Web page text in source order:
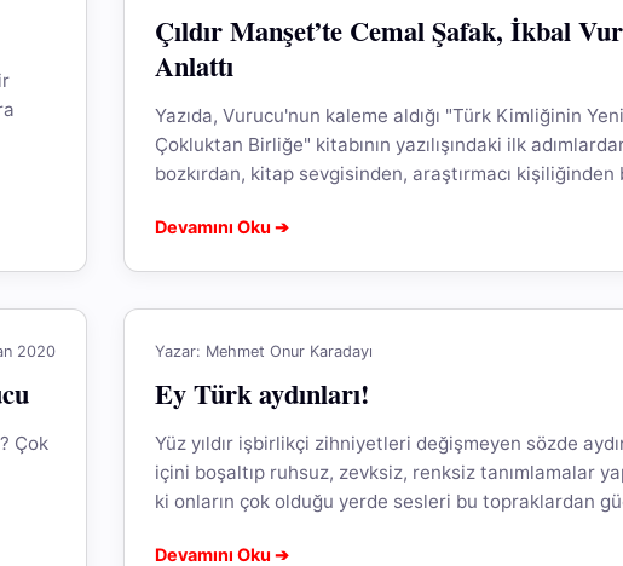
Çıldır Manşet’te Cemal Şafak, İkbal
Anlattı
Yazıda, Vurucu'nun kaleme aldığı "Türk Kimliğinin
Çokluktan Birliğe" kitabının yazılışındaki ilk
bozkırdan, kitap sevgisinden, araştırmacı kişiliğinden
Devamını Oku ➔
2020
Çok
Yazar: Mehmet Onur Karadayı
Ey Türk aydınları!
Yüz yıldır işbirlikçi zihniyetleri değişmeyen sözde
içini boşaltıp ruhsuz, zevksiz, renksiz tanımlamalar
ki onların çok olduğu yerde sesleri bu topraklardan
Devamını Oku ➔